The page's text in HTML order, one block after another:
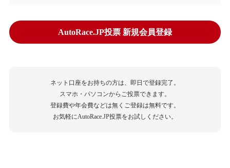
AutoRace.JP投票 新規会員登録
ネット口座をお持ちの方は、即日で登録完了。
スマホ・パソコンからご投票できます。
登録費や年会費などは無くご登録は無料です。
お気軽にAutoRace.JP投票をお試しください。